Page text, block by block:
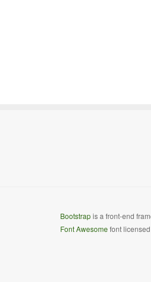
Bootstrapis a front-end
Font Awesome font